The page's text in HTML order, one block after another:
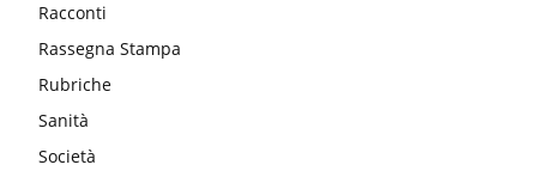
Racconti
Rassegna Stampa
Rubriche
Sanità
Società